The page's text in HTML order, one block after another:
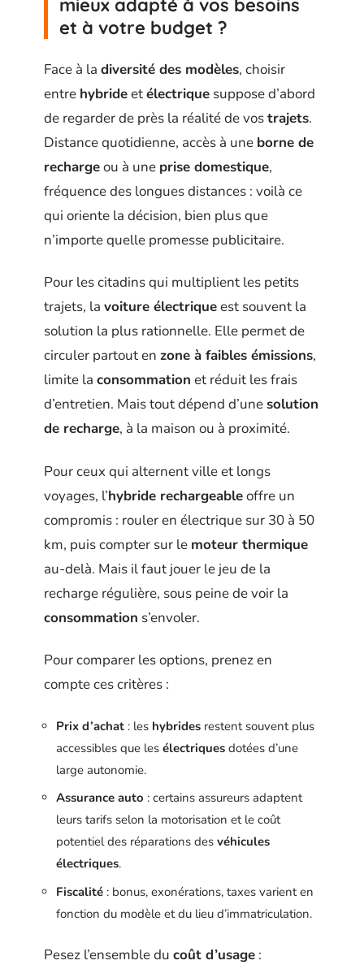
mieux adapté à vos besoins
et à votre budget ?
Face à la diversité des modèles, choisir
entre hybrideetélectrique suppose d’abord
de regarder de près la réalité de vostrajets.
Distance quotidienne, accès à une borne de
rechargeou à une prise domestique,
fréquence des longues distances : voilà ce
qui oriente la décision, bien plus que
n’importe quelle promesse publicitaire.
Pour les citadins qui multiplient les petits
trajets, la voiture électriqueest souvent la
solution la plus rationnelle. Elle permet de
circuler partout en zone à faibles émissions,
limite la consommation et réduit les frais
d’entretien. Mais tout dépend d’unesolution
de recharge, à la maison ou à proximité.
Pour ceux qui alternent ville et longs
voyages, l’hybride rechargeableoffre un
compromis : rouler en électrique sur 30 à 50
km, puis compter sur le moteur thermique
au-delà. Mais il faut jouer le jeu de la
recharge régulière, sous peine de voir la
consommation s’envoler.
Pour comparer les options, prenez en
compte ces critères :
Prix d’achat : les hybrides restent souvent plus
accessibles que les électriques dotées d’une
large autonomie.
Assurance auto : certains assureurs adaptent
leurs tarifs selon la motorisation et le coût
potentiel des réparations des véhicules
électriques.
Fiscalité : bonus, exonérations, taxes varient en
fonction du modèle et du lieu d’immatriculation.
Pesez l’ensemble du coût d’usage :